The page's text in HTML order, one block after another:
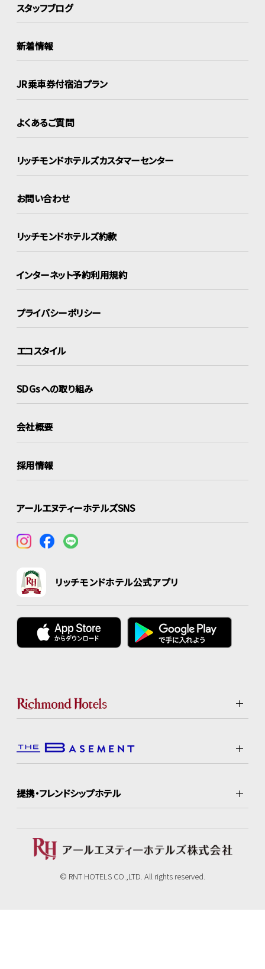
スタッフブログ
新着情報
JR乗車券付宿泊プラン
よくあるご質問
リッチモンドホテルズカスタマーセンター
お問い合わせ
リッチモンドホテルズ約款
インターネット予約利用規約
プライバシーポリシー
エコスタイル
SDGsへの取り組み
会社概要
採用情報
アールエヌティーホテルズSNS
リッチモンドホテル公式アプリ
提携・フレンドシップホテル
© RNT HOTELS CO.,LTD. All rights reserved.